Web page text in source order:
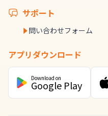
サポート
問い合わせフォーム
アプリダウンロード
Download on
Google Play